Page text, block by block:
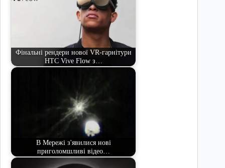
Фінальні рендери нової VR-гарнітури
HTC Vive Flow з…
В Мережі з'явилися нові
приголомшливі відео…